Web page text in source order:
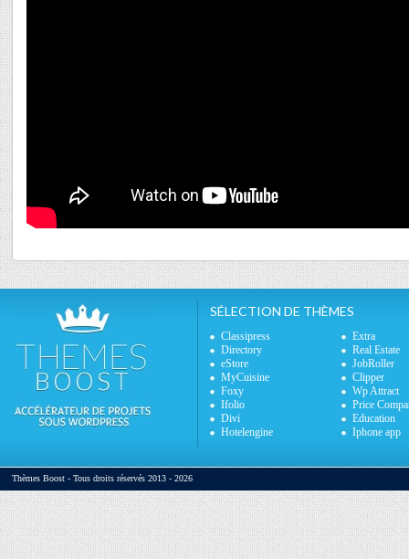
SÉLECTION DE THÈMES
Classipress
Extra
Directory
Real Estate
eStore
JobRoller
MyCuisine
Clipper
Foxy
Wp Attract
Ifolio
Price
Divi
Education
Hotelengine
Iphone app
Thèmes Boost - Tous droits réservés 2013 - 2026